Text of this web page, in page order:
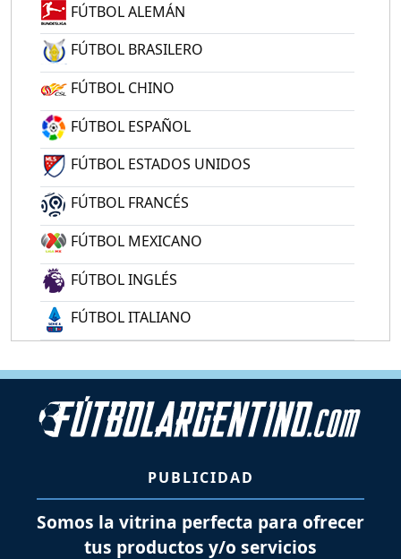
FÚTBOL ALEMÁN
FÚTBOL BRASILERO
FÚTBOL CHINO
FÚTBOL ESPAÑOL
FÚTBOL ESTADOS UNIDOS
FÚTBOL FRANCÉS
FÚTBOL MEXICANO
FÚTBOL INGLÉS
FÚTBOL ITALIANO
PUBLICIDAD
Somos la vitrina perfecta para ofrecer
tus productos y/o servicios